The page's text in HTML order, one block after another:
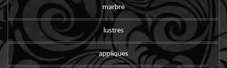
marbre
lustres
appliques